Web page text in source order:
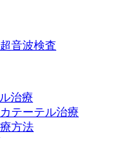
音波検査
治療
テーテル治療
方法